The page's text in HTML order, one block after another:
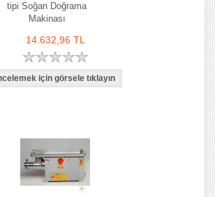
tipi Soğan Doğrama
Makinası
14.632,96 TL